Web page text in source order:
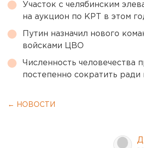
Участок с челябинским
на аукцион по КРТ в этом
Путин назначил нового
войсками ЦВО
Численность человечества
постепенно сократить ради
← НОВОСТИ